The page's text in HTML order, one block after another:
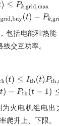
k ,gr id,max0≤Pk
−P
包括电能和热能
线交互功率。
Ith Pth ,m ΔP h
为火电机组电出
爬升上、下限。